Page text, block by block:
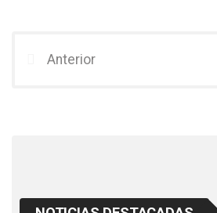
b
er
Anterior